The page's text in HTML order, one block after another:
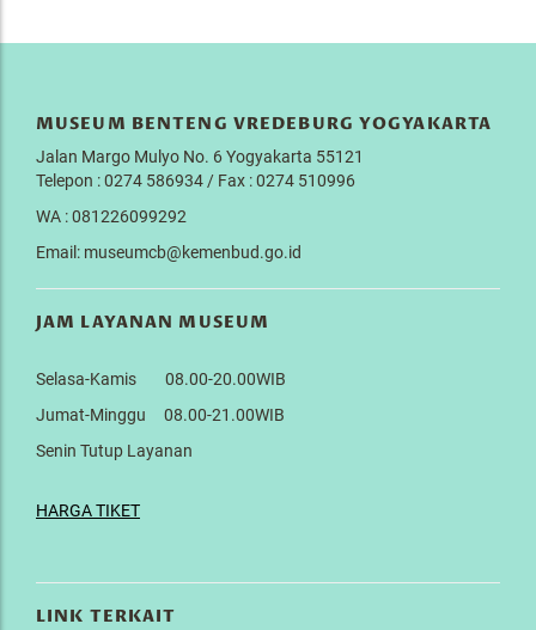
MUSEUM BENTENG VREDEBURG YOGYAKARTA
Jalan Margo Mulyo No. 6 Yogyakarta 55121
Telepon : 0274 586934 / Fax : 0274 510996
WA : 081226099292
Email: museumcb@kemenbud.go.id
JAM LAYANAN MUSEUM
Selasa-Kamis 08.00-20.00WIB
Jumat-Minggu 08.00-21.00WIB
Senin Tutup Layanan
HARGA TIKET
LINK TERKAIT